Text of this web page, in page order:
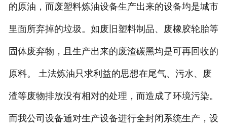
的原油，而废塑料炼油设备生产出来的设备均是城市
里面所弃掉的垃圾。如废旧塑料制品、废橡胶轮胎等
固体废弃物，且生产出来的废渣碳黑均是可再回收的
原料。 土法炼油只求利益的思想在尾气、污水、废
渣等废物排放没有相对的处理，而造成了环境污染。
而我公司设备通对生产设备进行全封闭系统生产，设